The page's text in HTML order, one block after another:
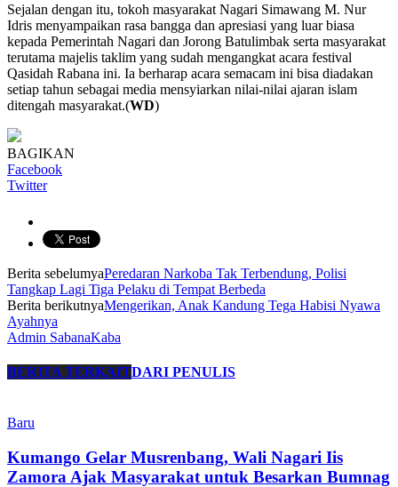
Sejalan dengan itu, tokoh masyarakat Nagari Simawang M. Nur
Idris menyampaikan rasa bangga dan apresiasi yang luar biasa
kepada Pemerintah Nagari dan Jorong Batulimbak serta masyarakat
terutama majelis taklim yang sudah mengangkat acara festival
Qasidah Rabana ini. Ia berharap acara semacam ini bisa diadakan
setiap tahun sebagai media mensyiarkan nilai-nilai ajaran islam
ditengah masyarakat.(WD)
BAGIKAN
Facebook
Twitter
Berita sebelumyaPeredaran Narkoba Tak Terbendung, Polisi
Tangkap Lagi Tiga Pelaku di Tempat Berbeda
Berita berikutnyaMengerikan, Anak Kandung Tega Habisi Nyawa
Ayahnya
Admin SabanaKaba
BERITA TERKAITDARI PENULIS
Baru
Kumango Gelar Musrenbang, Wali Nagari Iis
Zamora Ajak Masyarakat untuk Besarkan Bumnag